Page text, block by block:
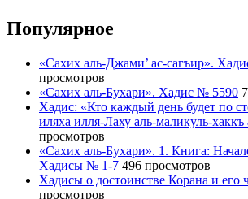
Популярное
«Сахих аль-Джами’ ас-сагъир».
просмотров
«Сахих аль-Бухари». Хадис № 5590
Хадис: «Кто каждый день будет по
иляха илля-Лаху аль-маликуль-
просмотров
«Сахих аль-Бухари». 1. Книга:
Хадисы № 1-7 496 просмотров
Хадисы о достоинстве Корана и его
просмотров